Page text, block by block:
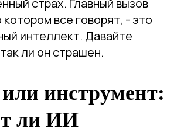
страх. Главный вызов
все говорят, - это
интеллект. Давайте
ли он страшен.
или инструмент:
ли ИИ